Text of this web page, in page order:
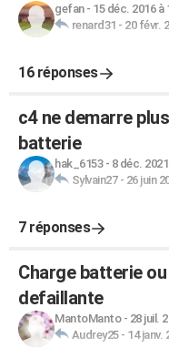
gefan- 15 déc. 2016 à
renard31 - 20 févr.
16 réponses
c4 ne demarre
batterie
hak_6153- 8 déc.
Sylvain27- 26 juin
7 réponses
Charge batterie
defaillante
MantoManto- 28 juil.
Audrey25- 14 janv.